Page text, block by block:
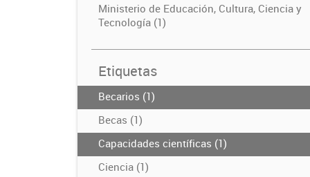
Ministerio de Educación, Cultura, Ciencia y
Tecnología (1)
Etiquetas
Becarios (1)
Becas (1)
Capacidades científicas (1)
Ciencia (1)